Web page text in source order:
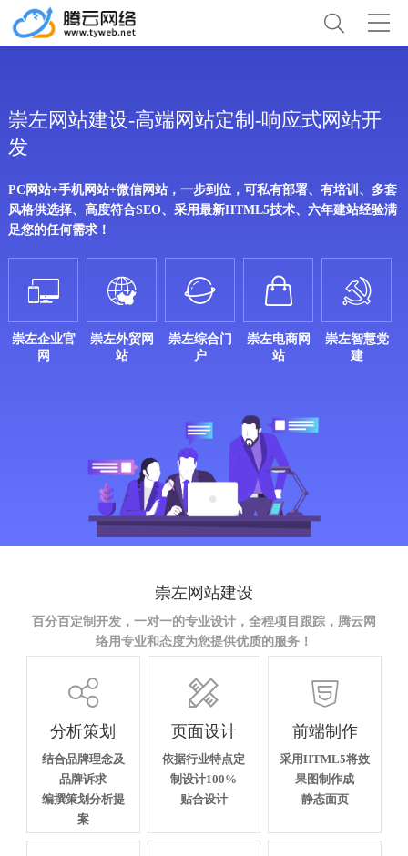
崇左网站建设-高端网站定制-响应式网站开
发
PC网站+手机网站+微信网站，一步到位，可私有部署、有培训、多套
风格供选择、高度符合SEO、采用最新HTML5技术、六年建站经验满
足您的任何需求！

崇左企业官
网

崇左外贸网
站

崇左综合门
户

崇左电商网
站

崇左智慧党
建
崇左网站建设
百分百定制开发，一对一的专业设计，全程项目跟踪，腾云网
络用专业和态度为您提供优质的服务！

分析策划
结合品牌理念及
品牌诉求
编撰策划分析提
案

页面设计
依据行业特点定
制设计100%
贴合设计

前端制作
采用HTML5将效
果图制作成
静态面页